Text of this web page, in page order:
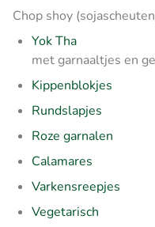
Chop shoy
Yok Tha
met garnaaltjes en
Kippenblokjes
Rundslapjes
Roze garnalen
Calamares
Varkensreepjes
Vegetarisch